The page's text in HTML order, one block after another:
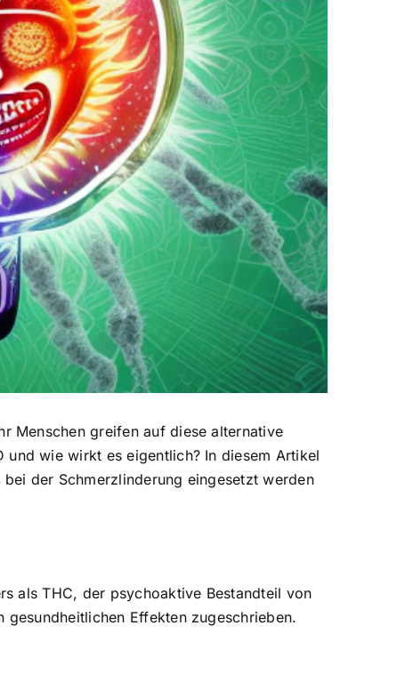
Menschen greifen auf diese alternative
und wie wirkt es eigentlich? In diesem Artikel
der Schmerzlinderung eingesetzt werden
als THC, der psychoaktive Bestandteil von
Effekten zugeschrieben.